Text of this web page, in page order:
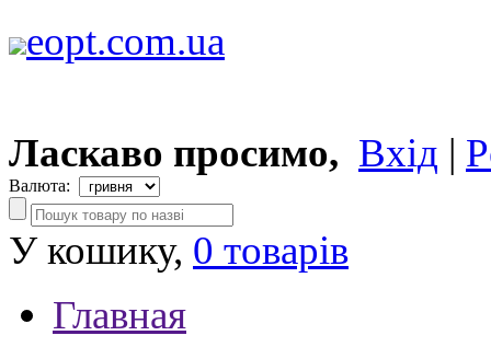
eopt.com.ua
Ласкаво просимо, Вхід |
Валюта:
У кошику, 0 товарів
Главная